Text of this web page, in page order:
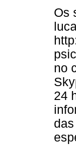
Os
no
24